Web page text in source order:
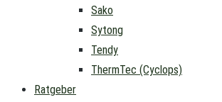
Sako
Sytong
Tendy
ThermTec (Cyclops)
Ratgeber